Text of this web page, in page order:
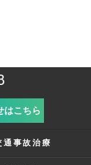
はこちら
通事故治療